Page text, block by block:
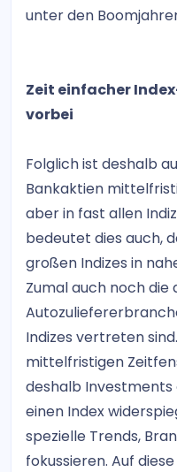
unter den
Zeit einfacher
vorbei
Folglich ist deshalb
Bankaktien
aber in fast allen
bedeutet dies auch,
großen Indizes in
Zumal auch noch
Indizes vertreten
mittelfristigen
deshalb Investments
einen Index
spezielle Trends,
fokussieren. Auf